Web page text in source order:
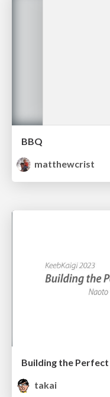
BBQ
matthewcrist
Building the
takai